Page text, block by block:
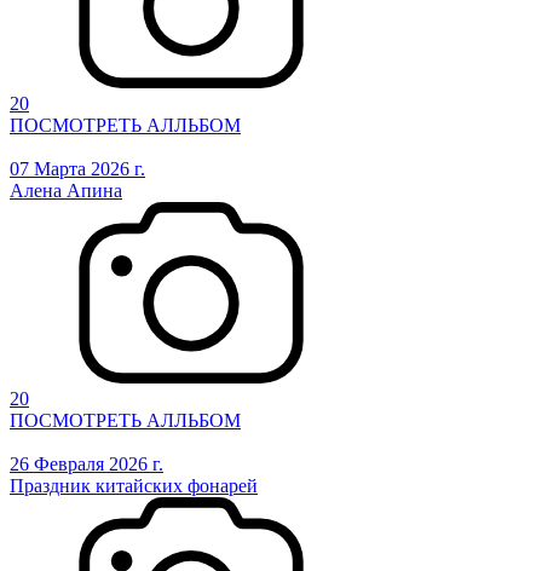
20
ПОСМОТРЕТЬ АЛЛЬБОМ
07 Марта 2026 г.
Алена Апина
20
ПОСМОТРЕТЬ АЛЛЬБОМ
26 Февраля 2026 г.
Праздник китайских фонарей